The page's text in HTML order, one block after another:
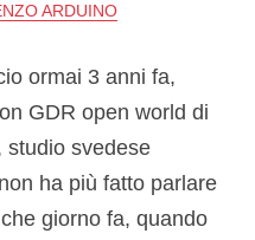
ARDUINO
ormai 3 anni fa,
GDR open world di
studio svedese
ha più fatto parlare
giorno fa, quando